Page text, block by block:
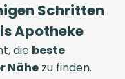
Schritten
Apotheke
die beste
Nähe zu finden.